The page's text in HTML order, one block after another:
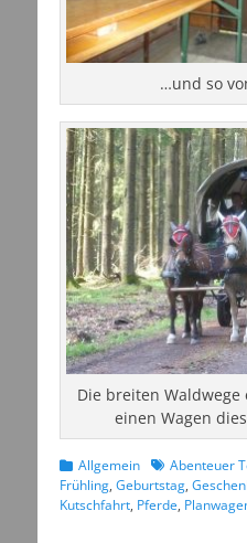
…und so
Die breiten
einen Wagen
Kategorien
Allgemein Schlagworte
Abenteuer
Frühling, Geburtstag,
Kutschfahrt, Pferde,